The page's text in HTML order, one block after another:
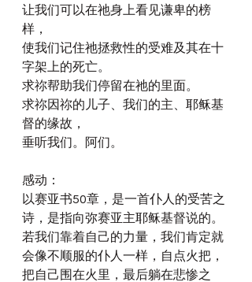
让我们可以在祂身上看见谦卑的榜
样，
使我们记住祂拯救性的受难及其在十
字架上的死亡。
求祢帮助我们停留在祂的里面。
求祢因祢的儿子、我们的主、耶稣基
督的缘故，
垂听我们。阿们。
感动：
以赛亚书50章，是一首仆人的受苦之
诗，是指向弥赛亚主耶稣基督说的。
若我们靠着自己的力量，我们肯定就
会像不顺服的仆人一样，自点火把，
把自己围在火里，最后躺在悲惨之